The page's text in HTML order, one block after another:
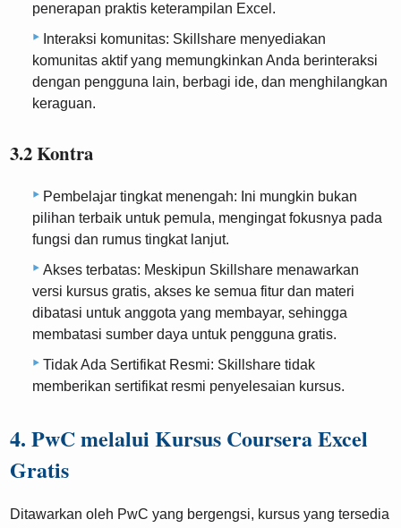
penerapan praktis keterampilan Excel.
Interaksi komunitas: Skillshare menyediakan
komunitas aktif yang memungkinkan Anda berinteraksi
dengan pengguna lain, berbagi ide, dan menghilangkan
keraguan.
3.2 Kontra
Pembelajar tingkat menengah: Ini mungkin bukan
pilihan terbaik untuk pemula, mengingat fokusnya pada
fungsi dan rumus tingkat lanjut.
Akses terbatas: Meskipun Skillshare menawarkan
versi kursus gratis, akses ke semua fitur dan materi
dibatasi untuk anggota yang membayar, sehingga
membatasi sumber daya untuk pengguna gratis.
Tidak Ada Sertifikat Resmi: Skillshare tidak
memberikan sertifikat resmi penyelesaian kursus.
4. PwC melalui Kursus Coursera Excel
Gratis
Ditawarkan oleh PwC yang bergengsi, kursus yang tersedia